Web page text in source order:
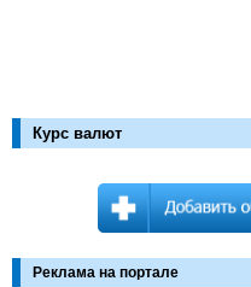
Курс валют
Реклама на портале